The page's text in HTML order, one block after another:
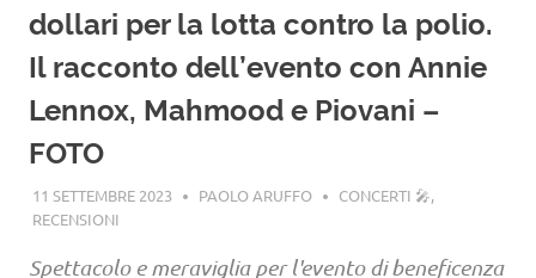
dollari per la lotta contro la polio.
Il racconto dell’evento con Annie
Lennox, Mahmood e Piovani –
FOTO
11 SETTEMBRE 2023 PAOLO ARUFFO CONCERTI 🎤,
RECENSIONI
Spettacolo e meraviglia per l'evento di beneficenza